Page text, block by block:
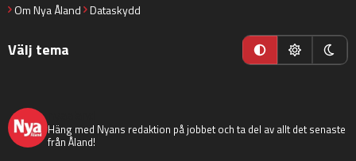
Om Nya Åland Dataskydd
Välj tema
Häng med Nyans redaktion på jobbet och ta del av allt det senaste
från Åland!